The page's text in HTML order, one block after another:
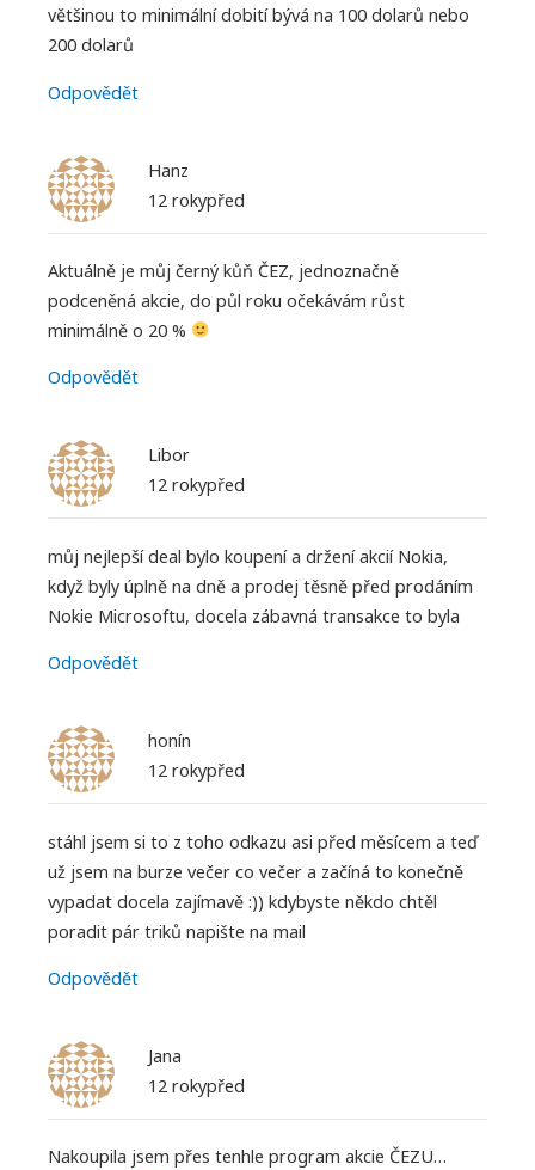
většinou to minimální dobití bývá na 100 dolarů nebo
200 dolarů
Odpovědět
Hanz
12 rokypřed
Aktuálně je můj černý kůň ČEZ, jednoznačně
podceněná akcie, do půl roku očekávám růst
minimálně o 20 %
Odpovědět
Libor
12 rokypřed
můj nejlepší deal bylo koupení a držení akcií Nokia,
když byly úplně na dně a prodej těsně před prodáním
Nokie Microsoftu, docela zábavná transakce to byla
Odpovědět
honín
12 rokypřed
stáhl jsem si to z toho odkazu asi před měsícem a teď
už jsem na burze večer co večer a začíná to konečně
vypadat docela zajímavě :)) kdybyste někdo chtěl
poradit pár triků napište na mail
Odpovědět
Jana
12 rokypřed
Nakoupila jsem přes tenhle program akcie ČEZU…